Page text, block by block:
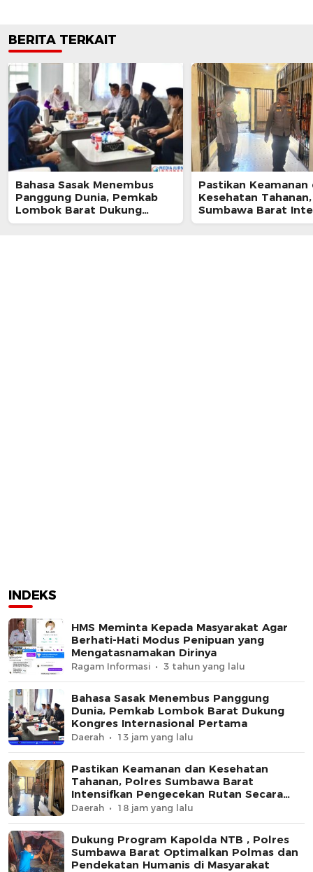
BERITA TERKAIT
Bahasa Sasak Menembus
Panggung Dunia, Pemkab
Lombok Barat Dukung
Kongres Internasional
Pastikan Keamanan
Kesehatan
Sumbawa Barat
Pengecekan Rutan
INDEKS
HMS Meminta Kepada Masyarakat Agar
Berhati-Hati Modus Penipuan yang
Mengatasnamakan Dirinya
Ragam Informasi 3 tahun yang lalu
Bahasa Sasak Menembus Panggung
Dunia, Pemkab Lombok Barat Dukung
Kongres Internasional Pertama
Daerah 13 jam yang lalu
Pastikan Keamanan dan Kesehatan
Tahanan, Polres Sumbawa Barat
Intensifkan Pengecekan Rutan Secara
Berkala
Daerah 18 jam yang lalu
Dukung Program Kapolda NTB , Polres
Sumbawa Barat Optimalkan Polmas dan
Pendekatan Humanis di Masyarakat